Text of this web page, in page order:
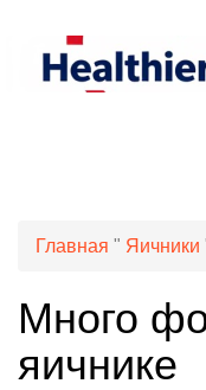
Главная " Яичники
Много
яичнике